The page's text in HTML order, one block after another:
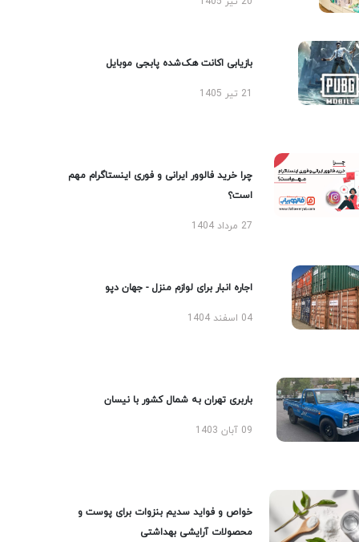
بازیابی اکانت هک‌شده پابجی موبایل
چرا خرید فالوور ایرانی و فوری اینستاگرام مهم
است؟
27 مرداد 1404
اجاره انبار برای لوازم منزل - جهان دپو
04 اسفند 1404
باربری تهران به شمال کشور با نیسان
09 آبان 1403
خواص و فواید سدیم بنزوات برای پوست و
محصولات آرایشی بهداشتی